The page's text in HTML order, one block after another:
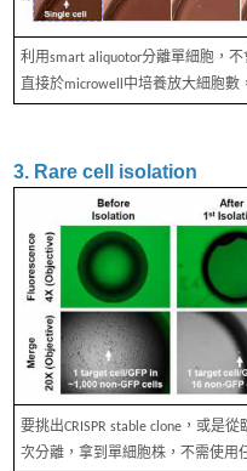
利用smart aliquotor分離單細胞，
直接於microwell中培養放大細胞數
3. Rare cell isolation
要挑出CRISPR stable clone，或是
次分離，拿到單細胞株，不需使用